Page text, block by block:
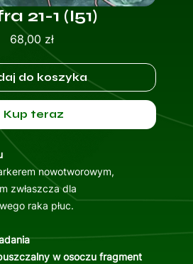
21-1 (I51)
68,00 złCena
do koszyka
Kup teraz
nowotworowym,
zwłaszcza dla
raka płuc.
w osoczu fragment